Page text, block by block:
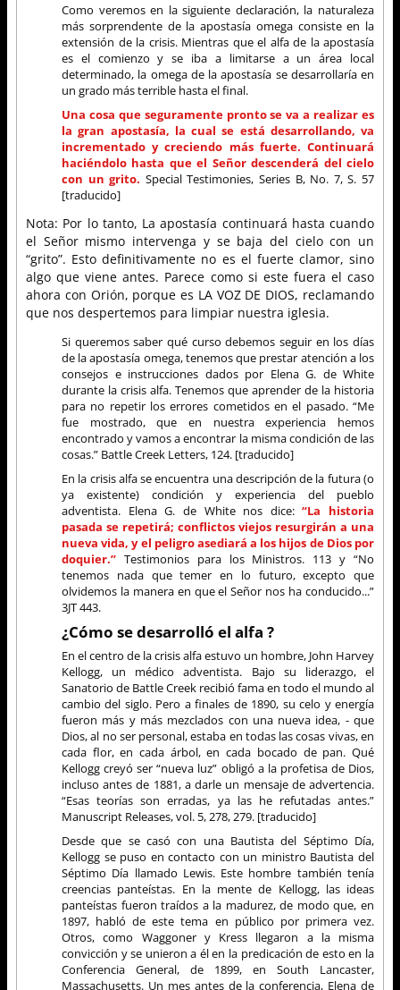
Como veremos en la siguiente declaración, la naturaleza
más sorprendente de la apostasía omega consiste en la
extensión de la crisis. Mientras que el alfa de la apostasía
es el comienzo y se iba a limitarse a un área local
determinado, la omega de la apostasía se desarrollaría en
un grado más terrible hasta el final.
Una cosa que seguramente pronto se va a realizar es
la gran apostasía, la cual se está desarrollando, va
incrementado y creciendo más fuerte. Continuará
haciéndolo hasta que el Señor descenderá del cielo
con un grito. Special Testimonies, Series B, No. 7, S. 57
[traducido]
Nota: Por lo tanto, La apostasía continuará hasta cuando
el Señor mismo intervenga y se baja del cielo con un
“grito”. Esto definitivamente no es el fuerte clamor, sino
algo que viene antes. Parece como si este fuera el caso
ahora con Orión, porque es LA VOZ DE DIOS, reclamando
que nos despertemos para limpiar nuestra iglesia.
Si queremos saber qué curso debemos seguir en los días
de la apostasía omega, tenemos que prestar atención a los
consejos e instrucciones dados por Elena G. de White
durante la crisis alfa. Tenemos que aprender de la historia
para no repetir los errores cometidos en el pasado. “Me
fue mostrado, que en nuestra experiencia hemos
encontrado y vamos a encontrar la misma condición de las
cosas.” Battle Creek Letters, 124. [traducido]
En la crisis alfa se encuentra una descripción de la futura (o
ya existente) condición y experiencia del pueblo
adventista. Elena G. de White nos dice:“La historia
pasada se repetirá; conflictos viejos resurgirán a una
nueva vida, y el peligro asediará a los hijos de Dios por
doquier.” Testimonios para los Ministros. 113 y “No
tenemos nada que temer en lo futuro, excepto que
olvidemos la manera en que el Señor nos ha conducido...”
3JT 443.
¿Cómo se desarrolló el alfa ?
En el centro de la crisis alfa estuvo un hombre, John Harvey
Kellogg, un médico adventista. Bajo su liderazgo, el
Sanatorio de Battle Creek recibió fama en todo el mundo al
cambio del siglo. Pero a finales de 1890, su celo y energía
fueron más y más mezclados con una nueva idea, - que
Dios, al no ser personal, estaba en todas las cosas vivas, en
cada flor, en cada árbol, en cada bocado de pan. Qué
Kellogg creyó ser “nueva luz” obligó a la profetisa de Dios,
incluso antes de 1881, a darle un mensaje de advertencia.
“Esas teorías son erradas, ya las he refutadas antes.”
Manuscript Releases, vol. 5, 278, 279. [traducido]
Desde que se casó con una Bautista del Séptimo Día,
Kellogg se puso en contacto con un ministro Bautista del
Séptimo Día llamado Lewis. Este hombre también tenía
creencias panteístas. En la mente de Kellogg, las ideas
panteístas fueron traídos a la madurez, de modo que, en
1897, habló de este tema en público por primera vez.
Otros, como Waggoner y Kress llegaron a la misma
convicción y se unieron a él en la predicación de esto en la
Conferencia General, de 1899, en South Lancaster,
Massachusetts. Un mes antes de la conferencia, Elena de